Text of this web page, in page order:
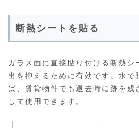
断熱シートを貼る
ガラス面に直接貼り付ける断熱シ
出を抑えるために有効です。水で
ば、賃貸物件でも退去時に跡を残
して使用できます。